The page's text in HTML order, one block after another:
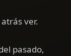
ver.
pasado,